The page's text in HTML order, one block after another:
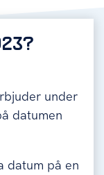
under
datumen
datum på en